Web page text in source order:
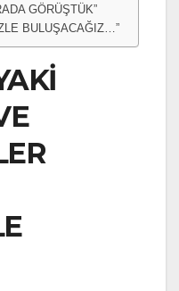
GÖRÜŞTÜK”
BULUŞACAĞIZ…”